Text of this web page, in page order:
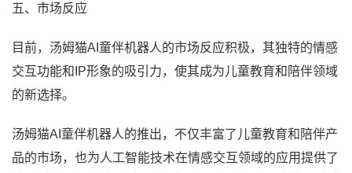
五、市场反应
目前，汤姆猫AI童伴机器人的市场反应积极，其独特的情感
交互功能和IP形象的吸引力，使其成为儿童教育和陪伴领域
的新选择。
汤姆猫AI童伴机器人的推出，不仅丰富了儿童教育和陪伴产
品的市场，也为人工智能技术在情感交互领域的应用提供了